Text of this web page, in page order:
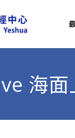
海面